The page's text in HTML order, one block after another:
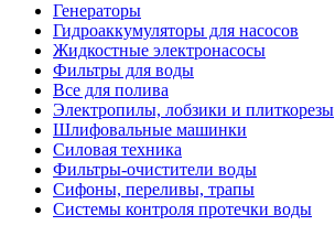
Генераторы
Гидроаккумуляторы для насосов
Жидкостные электронасосы
Фильтры для воды
Все для полива
Электропилы, лобзики и плиткорезы
Шлифовальные машинки
Силовая техника
Фильтры-очистители воды
Сифоны, переливы, трапы
Системы контроля протечки воды